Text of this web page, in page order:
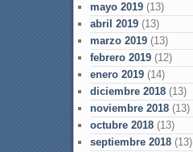
mayo 2019(13)
abril 2019(13)
marzo 2019(13)
febrero 2019(12)
enero 2019(14)
diciembre 2018(13)
noviembre 2018(13)
octubre 2018(13)
septiembre 2018(13)